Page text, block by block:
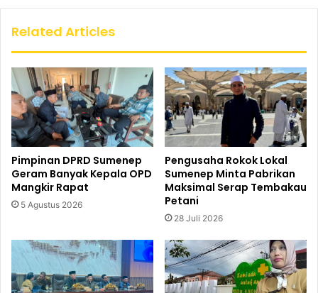
Related Articles
Pimpinan DPRD Sumenep
Geram Banyak Kepala OPD
Mangkir Rapat
5 Agustus 2026
Pengusaha Rokok Lokal
Sumenep Minta Pabrikan
Maksimal Serap Tembakau
Petani
28 Juli 2026